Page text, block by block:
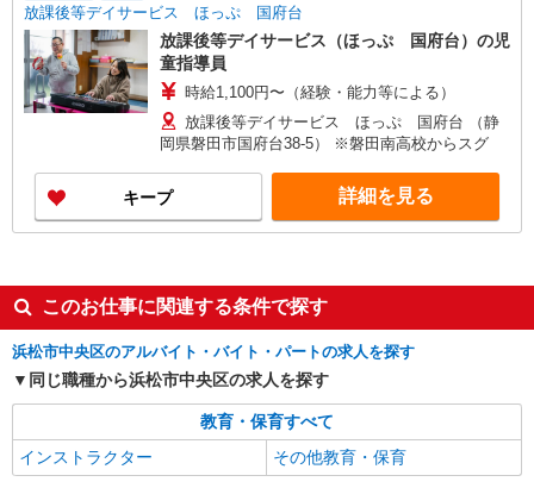
放課後等デイサービス ほっぷ 国府台
放課後等デイサービス（ほっぷ 国府台）の児
童指導員
時給1,100円〜（経験・能力等による）
放課後等デイサービス ほっぷ 国府台 （静
岡県磐田市国府台38-5） ※磐田南高校からスグ
キープ 詳細を見る
このお仕事に関連する条件で探す
浜松市中央区のアルバイト・バイト・パートの求人を探す
同じ職種から浜松市中央区の求人を探す
教育・保育すべて
インストラクター
その他教育・保育